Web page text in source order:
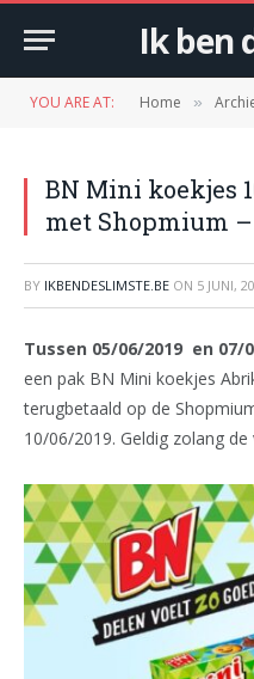
Ik ben
YOU ARE AT: Home »
BN Mini koekjes
met Shopmium –
BY IKBENDESLIMSTE.BE ON 5 JUNI,
Tussen 05/06/2019 en 07/
een pak BN Mini koekjes
terugbetaald op de
10/06/2019. Geldig zolang